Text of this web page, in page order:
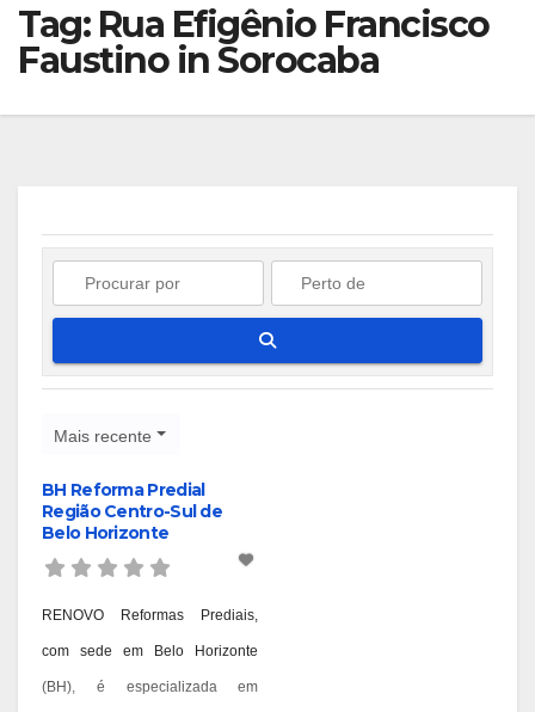
Tag: Rua Efigênio Francisco
Faustino in Sorocaba
Mais recente
BH Reforma Predial
Região Centro-Sul de
Belo Horizonte
RENOVO Reformas Prediais,
com sede em Belo Horizonte
(BH), é especializada em